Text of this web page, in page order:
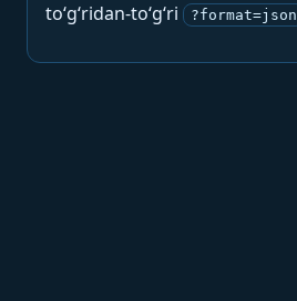
to‘g‘ridan-to‘g‘ri
?format=json